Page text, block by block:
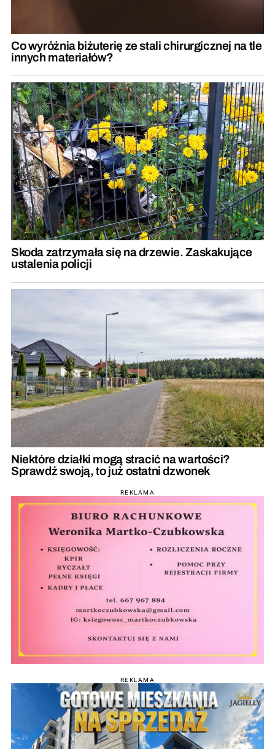
Co wyróżnia biżuterię ze stali chirurgicznej na tle
innych materiałów?
Skoda zatrzymała się na drzewie. Zaskakujące
ustalenia policji
Niektóre działki mogą stracić na wartości?
Sprawdź swoją, to już ostatni dzwonek
REKLAMA
REKLAMA